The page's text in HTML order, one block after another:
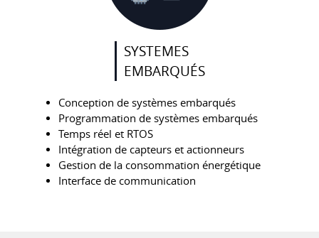
SYSTEMES
EMBARQUÉS
Conception de systèmes embarqués
Programmation de systèmes embarqués
Temps réel et RTOS
Intégration de capteurs et actionneurs
Gestion de la consommation énergétique
Interface de communication